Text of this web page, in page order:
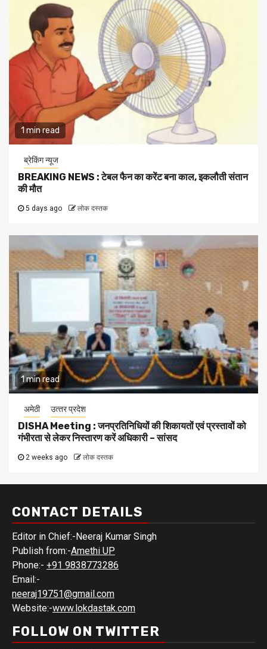
1 min read
ब्रेकिंग न्यूज
BREAKING NEWS : टेबल फैन का करेंट बना काल, इकलौती संतान
की मौत
5 days ago लोक दस्तक
1 min read
अमेठी उत्‍तर प्रदेश
DISHA Meeting : जनप्रतिनिधियों की शिकायतों एवं प्रस्तावों को
गंभीरता से लेकर निस्तारण करें अधिकारी – सांसद
2 weeks ago लोक दस्तक
CONTACT DETAILS
Editor in Chief:-Neeraj Kumar Singh
Publish from:-Amethi UP
Phone:- +91 9838773286
Email:-
neeraj19751@gmail.com
Website:-www.lokdastak.com
FOLLOW ON TWITTER